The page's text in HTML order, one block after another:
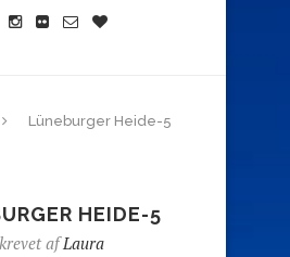
Lüneburger Heide-5
HEIDE-5
afLaura